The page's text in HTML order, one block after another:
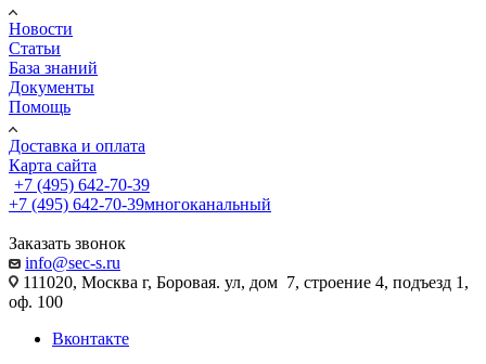
Новости
Статьи
База знаний
Документы
Помощь
Доставка и оплата
Карта сайта
+7 (495) 642-70-39
+7 (495) 642-70-39многоканальный
Заказать звонок
info@sec-s.ru
111020, Москва г, Боровая. ул, дом 7, строение 4, подъезд 1,
оф. 100
Вконтакте